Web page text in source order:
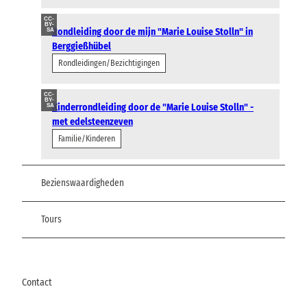
CC-
BY-
SARondleiding door de mijn "Marie Louise Stolln" in
Berggießhübel
Rondleidingen/Bezichtigingen
CC-
BY-
SAKinderrondleiding door de "Marie Louise Stolln" -
met edelsteenzeven
Familie/Kinderen
Bezienswaardigheden
Tours
Contact